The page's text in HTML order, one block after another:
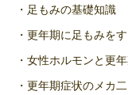
・足もみの基礎知識
・更年期に足もみを
・女性ホルモンと更
・更年期症状のメカ